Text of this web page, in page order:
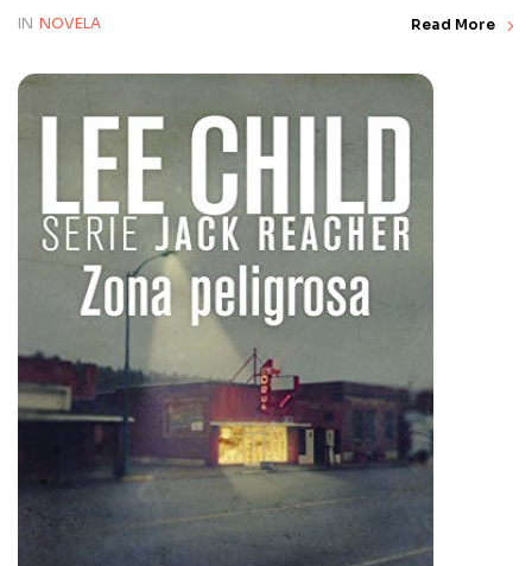
IN NOVELA Read More